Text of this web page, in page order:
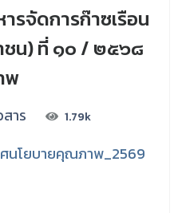
รจัดการก๊าซเรือน
ชน) ที่ ๑๐ / ๒๕๖๘
พ
สาร 1.79k
ศนโยบายคุณภาพ_2569